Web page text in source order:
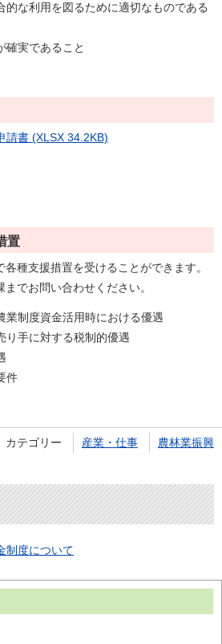
的な利用を図るために適切なものである
確実であること
請書 (XLSX 34.2KB)
置
種支援措置を受けることができます。
でお問い合わせください。
業制度資金活用時における優遇
り手に対する税制的優遇
件
カテゴリー 産業・仕事 農林業振興
制度について